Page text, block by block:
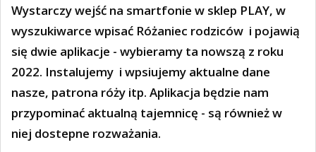
Wystarczy wejść na smartfonie w sklep PLAY, w
wyszukiwarce wpisać Różaniec rodziców i pojawią
się dwie aplikacje - wybieramy ta nowszą z roku
2022. Instalujemy i wpsiujemy aktualne dane
nasze, patrona róży itp. Aplikacja będzie nam
przypominać aktualną tajemnicę - są również w
niej dostepne rozważania.